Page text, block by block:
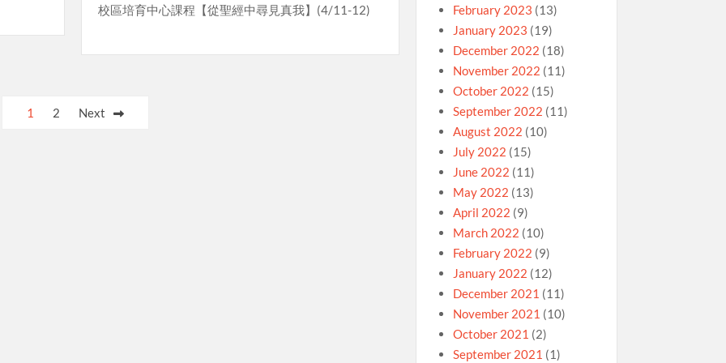
校區培育中心課程【從聖經中尋見真我】(4/11-12)
1 2 Next
February 2023 (13)
January 2023 (19)
December 2022 (18)
November 2022 (11)
October 2022 (15)
September 2022 (11)
August 2022 (10)
July 2022 (15)
June 2022 (11)
May 2022 (13)
April 2022 (9)
March 2022 (10)
February 2022 (9)
January 2022 (12)
December 2021 (11)
November 2021 (10)
October 2021 (2)
September 2021 (1)